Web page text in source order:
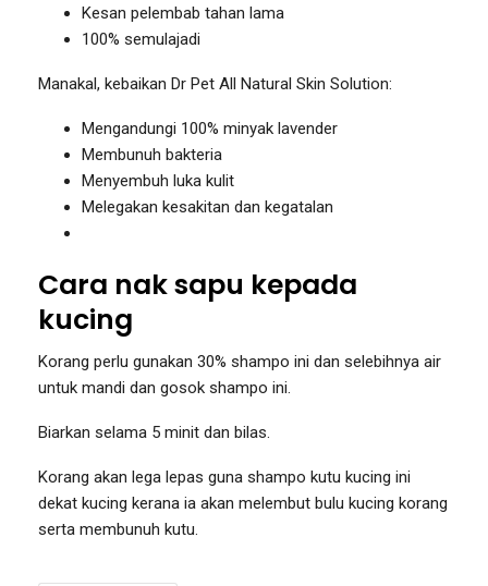
Kesan pelembab tahan lama
100% semulajadi
Manakal, kebaikan Dr Pet All Natural Skin Solution:
Mengandungi 100% minyak lavender
Membunuh bakteria
Menyembuh luka kulit
Melegakan kesakitan dan kegatalan
Cara nak sapu kepada
kucing
Korang perlu gunakan 30% shampo ini dan selebihnya air
untuk mandi dan gosok shampo ini.
Biarkan selama 5 minit dan bilas.
Korang akan lega lepas guna shampo kutu kucing ini
dekat kucing kerana ia akan melembut bulu kucing korang
serta membunuh kutu.